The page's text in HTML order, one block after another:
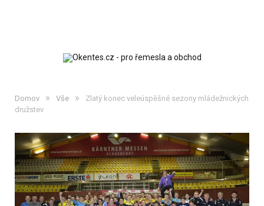
Domov » Vše »
Zlatý konec veleúspěšné sezony mládežnických
družstev